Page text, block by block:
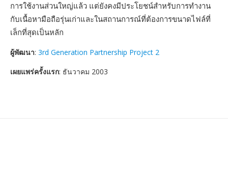
การใช้งานส่วนใหญ่แล้ว แต่ยังคงมีประโยชน์สำหรับการทำงาน
กับเนื้อหามือถือรุ่นเก่าและในสถานการณ์ที่ต้องการขนาดไฟล์ที่
เล็กที่สุดเป็นหลัก
ผู้พัฒนา: 3rd Generation Partnership Project 2
เผยแพร่ครั้งแรก: ธันวาคม 2003